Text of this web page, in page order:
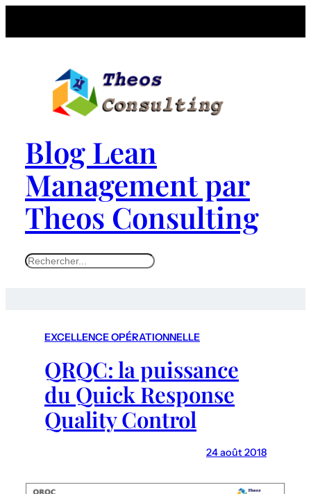
Blog Lean
Management par
Theos Consulting
S
EXCELLENCE OPÉRATIONNELLE
QRQC: la puissance
du Quick Response
Quality Control
24 août 2018